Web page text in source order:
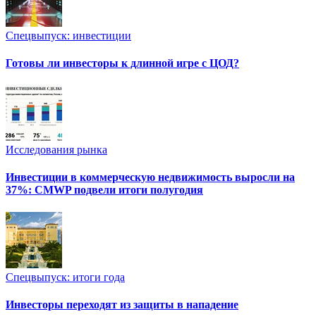
Спецвыпуск: инвестиции
Готовы ли инвесторы к длинной игре с ЦОД?
Исследования рынка
Инвестиции в коммерческую недвижимость выросли на
37%: CMWP подвели итоги полугодия
Спецвыпуск: итоги года
Инвесторы переходят из защиты в нападение